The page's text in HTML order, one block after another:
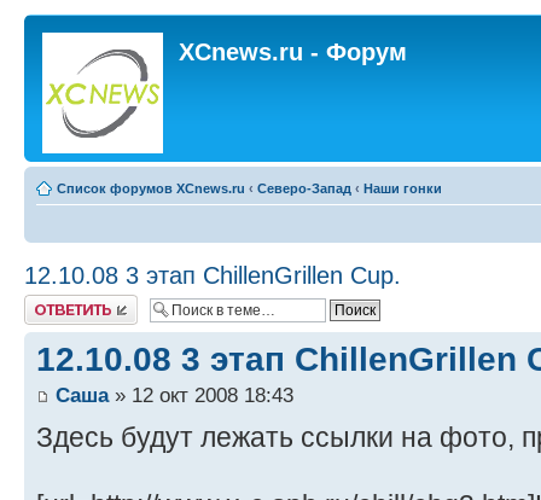
XCnews.ru - Форум
Список форумов XCnews.ru ‹ Северо-Запад ‹ Наши гонки
12.10.08 3 этап ChillenGrillen Cup.
Ответить
12.10.08 3 этап ChillenGrillen
Саша» 12 окт 2008 18:43
Здесь будут лежать ссылки на фото,